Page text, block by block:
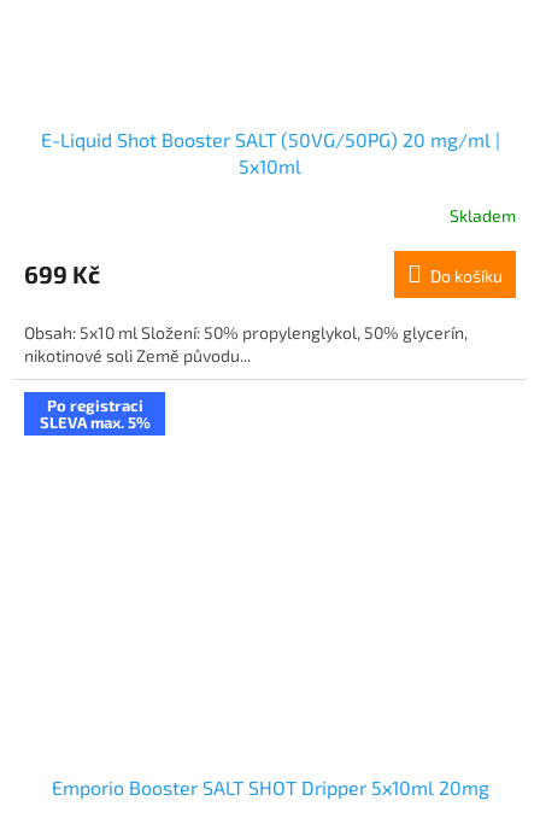
E-Liquid Shot Booster SALT (50VG/50PG) 20 mg/ml |
5x10ml
Skladem
699 Kč Do košíku
Obsah: 5x10 ml Složení: 50% propylenglykol, 50% glycerín,
nikotinové soli Země původu...
Po registraci
SLEVA max. 5%
Emporio Booster SALT SHOT Dripper 5x10ml 20mg